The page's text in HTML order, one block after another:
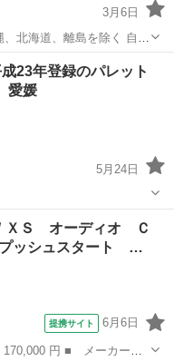
3月6日
道、離島を除く 自己
り…自営業… 頭金一括の準
23年登録のパレット
5月24日
ロ
い方や自営業の方
３、自己破産等...
ＸＳ オーディオ Ｃ
ッシュスタート …
提携サイト 6月6日